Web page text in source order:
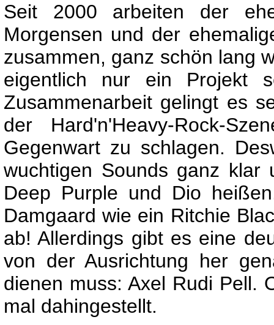
Seit 2000 arbeiten der
Morgensen und der
zusammen, ganz schön lang
eigentlich nur ein Projekt
Zusammenarbeit gelingt es
der Hard'n'Heavy-Rock-
Gegenwart zu schlagen.
wuchtigen Sounds ganz klar
Deep Purple und Dio
Damgaard wie ein Ritchie
ab! Allerdings gibt es eine
von der Ausrichtung her
dienen muss: Axel Rudi Pell.
mal dahingestellt.